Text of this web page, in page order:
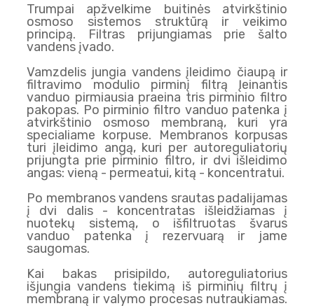
Trumpai apžvelkime buitinės atvirkštinio
osmoso sistemos struktūrą ir veikimo
principą. Filtras prijungiamas prie šalto
vandens įvado.
Vamzdelis jungia vandens įleidimo čiaupą ir
filtravimo modulio pirminį filtrą Įeinantis
vanduo pirmiausia praeina tris pirminio filtro
pakopas. Po pirminio filtro vanduo patenka į
atvirkštinio osmoso membraną, kuri yra
specialiame korpuse. Membranos korpusas
turi įleidimo angą, kuri per autoreguliatorių
prijungta prie pirminio filtro, ir dvi išleidimo
angas: vieną - permeatui, kitą - koncentratui.
Po membranos vandens srautas padalijamas
į dvi dalis - koncentratas išleidžiamas į
nuotekų sistemą, o išfiltruotas švarus
vanduo patenka į rezervuarą ir jame
saugomas.
Kai bakas prisipildo, autoreguliatorius
išjungia vandens tiekimą iš pirminių filtrų į
membraną ir valymo procesas nutraukiamas.